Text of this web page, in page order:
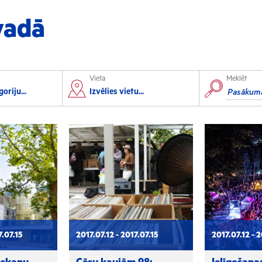
sports
sports
Radošās darbnīcas
Lekcijas
Vieta
Izvēlies vietu...
Meklēt
2017.07.12 - 2017.07.15 2017.07.12 -